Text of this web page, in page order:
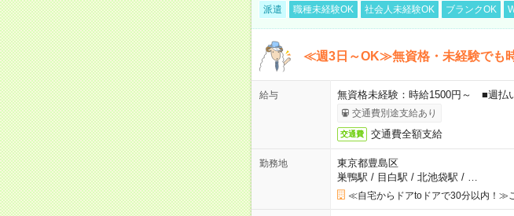
派遣 職種未経験OK 社会人未経験OK ブランクOK
≪週3日～OK≫無資格・未経験でも
給与 無資格未経験：時給1500円～ ■週
交通費別途支給あり
交通費 交通費全額支給
勤務地
東京都豊島区
巣鴨駅 / 目白駅 / 北池袋駅 /
≪自宅からドアtoドアで30分以内！≫